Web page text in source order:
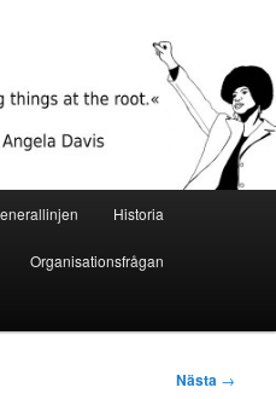
Historia
Organisationsfrågan
Nästa →